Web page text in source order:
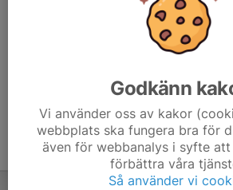
Godkänn
Vi använder oss av kakor
webbplats ska fungera bra för
även för webbanalys i syfte
förbättra våra
Så använder vi